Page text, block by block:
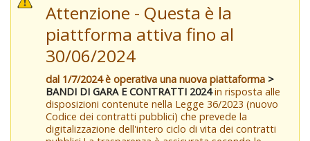
Attenzione - Questa è la
piattforma attiva fino al
30/06/2024
dal 1/7/2024 è operativa una nuova piattaforma >
BANDI DI GARA E CONTRATTI 2024in risposta alle
disposizioni contenute nella Legge 36/2023 (nuovo
Codice dei contratti pubblici) che prevede la
digitalizzazione dell'intero ciclo di vita dei contratti